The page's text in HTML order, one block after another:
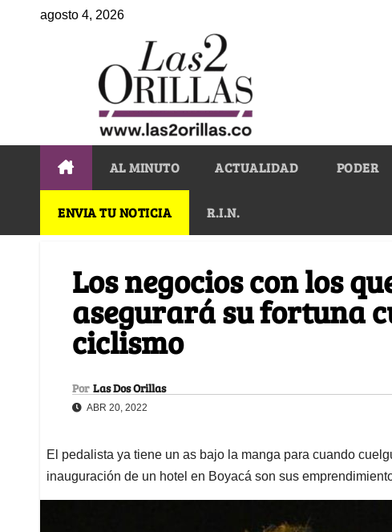
agosto 4, 2026
AL MINUTO ACTUALIDAD PODER
ENVIA TU NOTICIA R.I.N.
Los negocios con los
asegurará su fortuna
ciclismo
Por Las Dos Orillas
ABR 20, 2022
El pedalista ya tiene un as bajo la manga para cuando
inauguración de un hotel en Boyacá son sus